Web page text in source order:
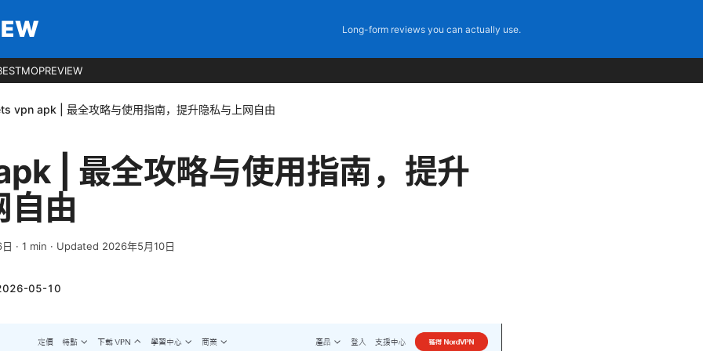
Long-form reviews you can actually use.
vpn apk | 最全攻略与使用指南，提升隐私与上网自由
| 最全攻略与使用指南，提升
自由
· 1 min · Updated 2026年5月10日
05-10